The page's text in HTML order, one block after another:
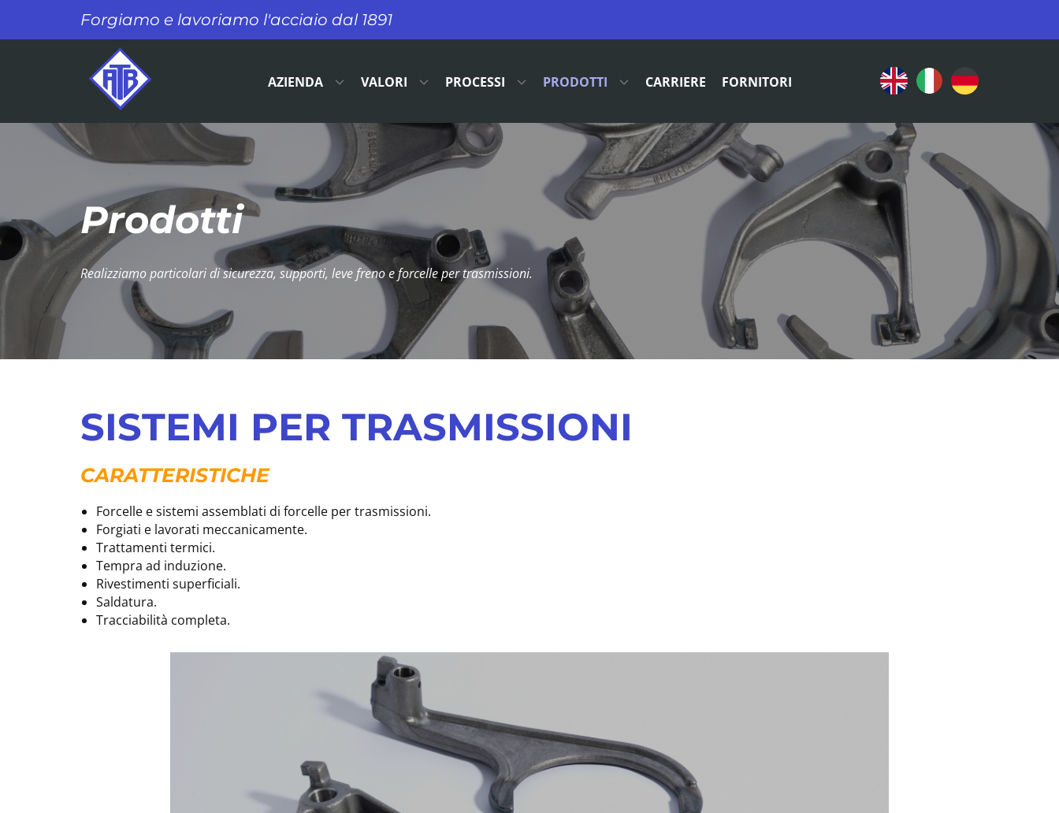
​Forgiamo e lavoriamo l'acciaio dal 1891
AZIENDA VALORI PROCESSI PRODOTTI CARRIERE FORNITORI
Prodotti
​Realizziamo particolari di sicurezza, supporti, leve freno e forcelle per trasmissioni.
SISTEMI PER TRASMISSIONI
CARATTERISTICHE
Forcelle e sistemi assemblati di forcelle per trasmissioni.
Forgiati e lavorati meccanicamente.
Trattamenti termici.​​
Tempra ad induzione.
Rivestimenti superficiali.
Saldatura.
Tracciabilità completa.